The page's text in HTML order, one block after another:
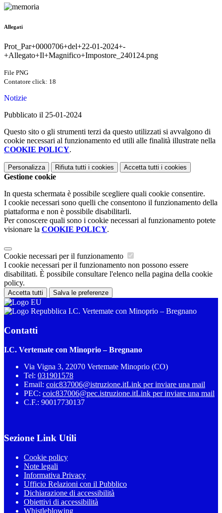
Allegati
Prot_Par+0000706+del+22-01-2024+-
+Allegato+Il+Magnifico+Impostore_240124.png
File PNG
Contatore click: 18
Notizie
Pubblicato il 25-01-2024
Questo sito o gli strumenti terzi da questo utilizzati si avvalgono di
cookie necessari al funzionamento ed utili alle finalità illustrate nella
COOKIE POLICY.
Personalizza Rifiuta tutti i cookies Accetta tutti i cookies
Gestione cookie
In questa schermata è possibile scegliere quali cookie consentire.
I cookie necessari sono quelli che consentono il funzionamento della
piattaforma e non è possibile disabilitarli.
Per conoscere quali sono i cookie necessari al funzionamento potete
visionare la COOKIE POLICY.
Cookie necessari per il funzionamento
I cookie necessari per il funzionamento non possono essere
disabilitati. È possibile consultare l'elenco nella pagina della cookie
policy.
Accetta tutti Salva le preferenze
I.C. Vertemate con Minoprio – Bregnano
Contatti
I.C. Vertemate con Minoprio – Bregnano
Via Vigna 3, 22070 Vertemate Minoprio (CO)
Tel: 031901578
Email: coic837006@istruzione.itLink per inviare una mail
PEC: coic837006@pec.istruzione.itLink per inviare una mail
C.F.: 90017730137
Sezione Link Utili
Cookie policy
Note legali
Informativa Privacy
Ufficio Relazioni con il Pubblico
Dichiarazione di accessibilità
Obiettivi di accessibilità
Whistleblowing